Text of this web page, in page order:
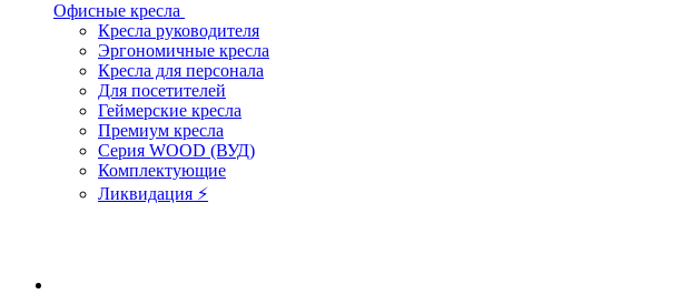
Офисные кресла
Кресла руководителя
Эргономичные кресла
Кресла для персонала
Для посетителей
Геймерские кресла
Премиум кресла
Серия WOOD (ВУД)
Комплектующие
Ликвидация ⚡